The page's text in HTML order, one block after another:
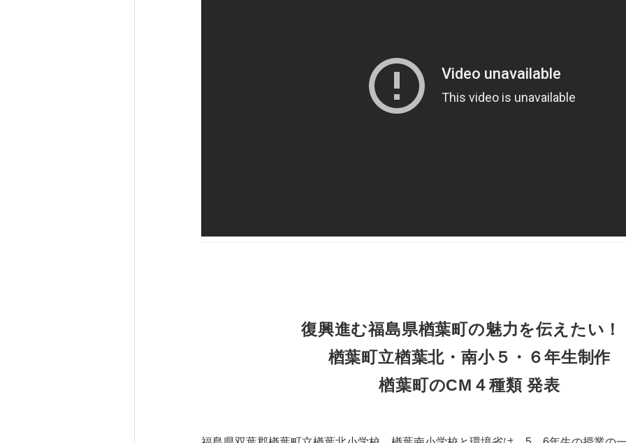
復興進む福島県楢葉町の魅力を伝えたい！
楢葉町立楢葉北・南小５・６年生制作
楢葉町のCM４種類 発表